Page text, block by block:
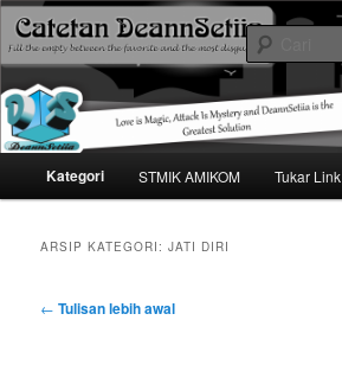
Catetan DS
Mari bermimpi dan ciptakan kehendak
Langsung
Langsung
Kategori STMIK AMIKOM Tukar Link
ARSIP KATEGORI:JATI DIRI
Navigasi
← Tulisan lebih awal